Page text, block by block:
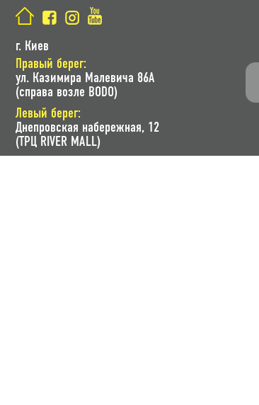
г. Киев
Правый берег:
ул. Казимира Малевича 86A
(справа возле BODO)
Левый берег:
Днепровская набережная, 12
(ТРЦ RIVER MALL)